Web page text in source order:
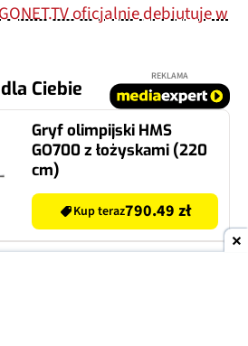
oficjalnie debiutuje w
Ciebie
REKLAMA
Gryf olimpijski HMS
GO700 z łożyskami (220
cm)
Kup teraz790.49 zł